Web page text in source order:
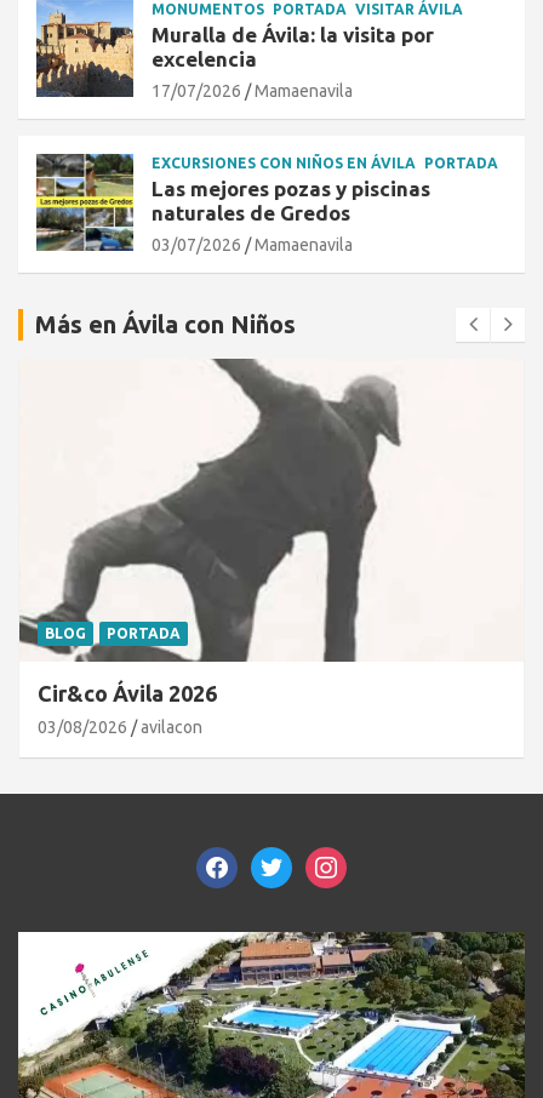
MONUMENTOS PORTADA VISITAR ÁVILA
Muralla de Ávila: la visita por
excelencia
17/07/2026 Mamaenavila
EXCURSIONES CON NIÑOS EN ÁVILA PORTADA
Las mejores pozas y piscinas
naturales de Gredos
03/07/2026 Mamaenavila
Más en Ávila con Niños
BLOG PORTADA
Cir&co Ávila 2026
03/08/2026 avilacon
facebooktwitterinstagram